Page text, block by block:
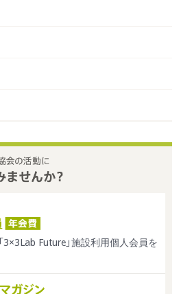
Future」施設利用個人会員を